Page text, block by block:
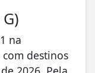
na
destinos